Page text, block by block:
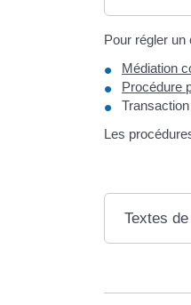
Pour régler un
Médiation
Procédure
Transaction
Les
Textes